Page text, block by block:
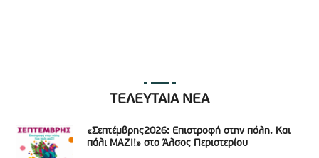
ΤΕΛΕΥΤΑΙΑ ΝΕΑ
«Σεπτέμβρης2026: Επιστροφή στην πόλη. Και
πάλι ΜΑΖΙ!» στο Άλσος Περιστερίου